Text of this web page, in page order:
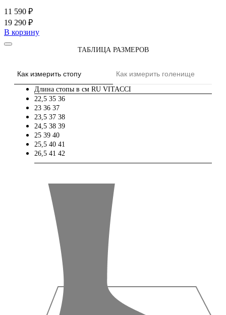
11 590 ₽
19 290 ₽
В корзину
ТАБЛИЦА РАЗМЕРОВ
Как измерить стопу Как измерить голенище
Длина стопы в см RU VITACCI
22,5 35 36
23 36 37
23,5 37 38
24,5 38 39
25 39 40
25,5 40 41
26,5 41 42